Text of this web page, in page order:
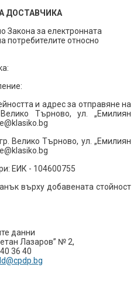
ДОСТАВЧИКА
Закона за електронната
потребителите относно
и адрес за отправяне на
Търново, ул. „Емилиян
Велико Търново, ул. „Емилиян
ЕИК - 104600755
върху добавената стойност
данни
Лазаров” № 2,
36 40